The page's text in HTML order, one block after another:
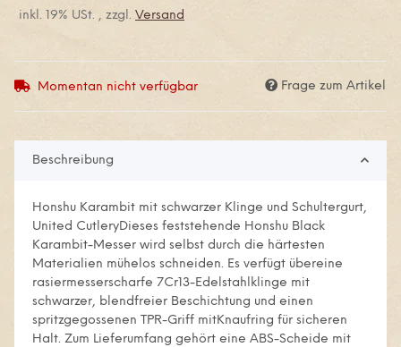
inkl. 19% USt. , zzgl. Versand
Momentan nicht verfügbar Frage zum Artikel
Beschreibung
Honshu Karambit mit schwarzer Klinge und Schultergurt,
United CutleryDieses feststehende Honshu Black
Karambit-Messer wird selbst durch die härtesten
Materialien mühelos schneiden. Es verfügt übereine
rasiermesserscharfe 7Cr13-Edelstahlklinge mit
schwarzer, blendfreier Beschichtung und einen
spritzgegossenen TPR-Griff mitKnaufring für sicheren
Halt. Zum Lieferumfang gehört eine ABS-Scheide mit